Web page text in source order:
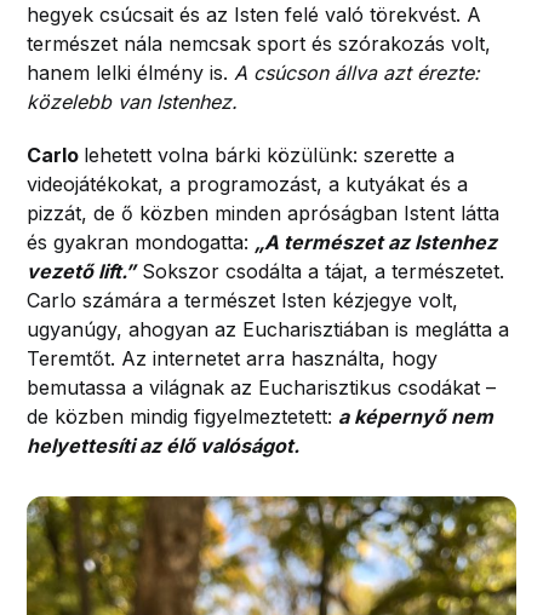
hegyek csúcsait és az Isten felé való törekvést. A
természet nála nemcsak sport és szórakozás volt,
hanem lelki élmény is. A csúcson állva azt érezte:
közelebb van Istenhez.
Carlo lehetett volna bárki közülünk: szerette a
videojátékokat, a programozást, a kutyákat és a
pizzát, de ő közben minden apróságban Istent látta
és gyakran mondogatta: „A természet az Istenhez
vezető lift.”Sokszor csodálta a tájat, a természetet.
Carlo számára a természet Isten kézjegye volt,
ugyanúgy, ahogyan az Eucharisztiában is meglátta a
Teremtőt. Az internetet arra használta, hogy
bemutassa a világnak az Eucharisztikus csodákat –
de közben mindig figyelmeztetett: a képernyő nem
helyettesíti az élő valóságot.